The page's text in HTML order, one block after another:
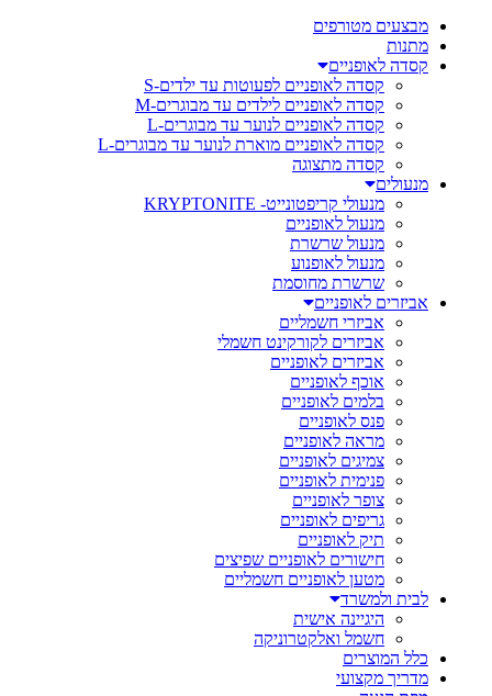
מבצעים מטורפים
מתנות
קסדה לאופניים
קסדה לאופניים לפעוטות עד ילדים-S
קסדה לאופניים לילדים עד מבוגרים-M
קסדה לאופניים לנוער עד מבוגרים-L
קסדה לאופניים מוארת לנוער עד מבוגרים-L
קסדה מתצוגה
מנעולים
מנעולי קריפטונייט- KRYPTONITE
מנעול לאופניים
מנעול שרשרת
מנעול לאופנוע
שרשרת מחוסמת
אביזרים לאופניים
אביזרי חשמליים
אביזרים לקורקינט חשמלי
אביזרים לאופניים
אוכף לאופניים
בלמים לאופניים
פנס לאופניים
מראה לאופניים
צמיגים לאופניים
פנימית לאופניים
צופר לאופניים
גריפים לאופניים
תיק לאופניים
חישורים לאופניים שפיצים
מטען לאופניים חשמליים
לבית ולמשרד
היגיינה אישית
חשמל ואלקטרוניקה
כלל המוצרים
מדריך מקצועי